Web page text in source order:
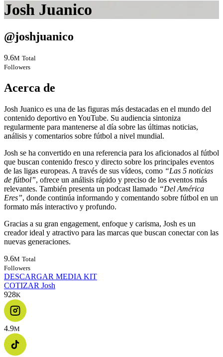
Josh Juanico
@joshjuanico
9.6M Total
Followers
Acerca de
Josh Juanico es una de las figuras más destacadas en el mundo del
contenido deportivo en YouTube. Su audiencia sintoniza
regularmente para mantenerse al día sobre las últimas noticias,
análisis y comentarios sobre fútbol a nivel mundial.
Josh se ha convertido en una referencia para los aficionados al fútbol
que buscan contenido fresco y directo sobre los principales eventos
de las ligas europeas. A través de sus vídeos, como “Las 5 noticias
de fútbol”, ofrece un análisis rápido y preciso de los eventos más
relevantes. También presenta un podcast llamado “Del América
Eres”, donde continúa informando y comentando sobre fútbol en un
formato más interactivo y profundo.
Gracias a su gran engagement, enfoque y carisma, Josh es un
creador ideal y atractivo para las marcas que buscan conectar con las
nuevas generaciones.
9.6M Total
Followers
DESCARGAR MEDIA KIT
COTIZAR Josh
928K
4.9M